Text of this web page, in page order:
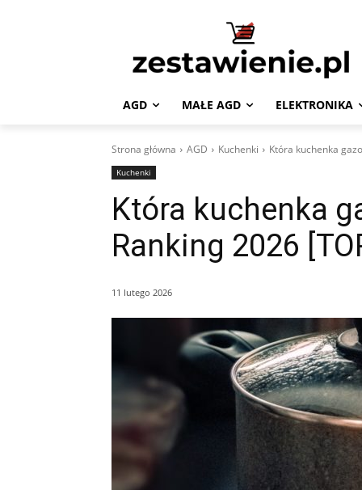
AGD MAŁE AGD ELEKTRONIKA
Strona główna AGD Kuchenki Która kuchenka
Kuchenki
Która kuchenka
Ranking 2026
11 lutego 2026